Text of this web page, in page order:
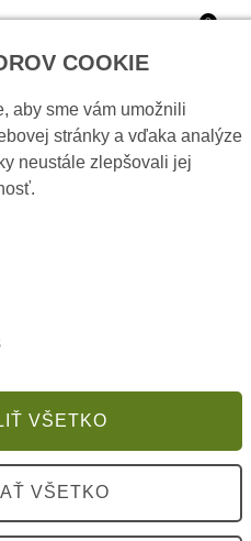
0
Drôtová vnútorná siréna
COOKIE
aby sme vám umožnili
stránky a vďaka analýze
neustále zlepšovali jej
VŠETKO
VŠETKO